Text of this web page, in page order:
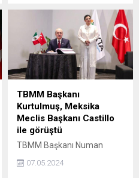
yönetimiyle birlikte istifa
ettiğini duyurdu.
TBMM Başkanı
Kurtulmuş, Meksika
Meclis Başkanı Castillo
ile görüştü
TBMM Başkanı Numan
Temsilciler Meclisi Başkanı
07.05.2024